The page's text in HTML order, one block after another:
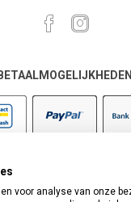
BETAALMOGELIJKHEDEN
voor analyse van onze